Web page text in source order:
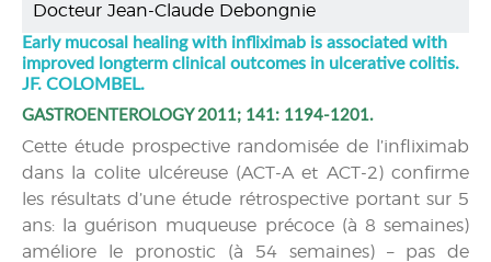
Docteur Jean-Claude Debongnie
Early mucosal healing with infliximab is associated with
improved longterm clinical outcomes in ulcerative colitis.
JF. COLOMBEL.
GASTROENTEROLOGY 2011; 141: 1194-1201.
Cette étude prospective randomisée de l’infliximab
dans la colite ulcéreuse (ACT-A et ACT-2) confirme
les résultats d’une étude rétrospective portant sur 5
ans: la guérison muqueuse précoce (à 8 semaines)
améliore le pronostic (à 54 semaines) – pas de